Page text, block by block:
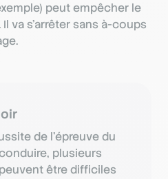
peut empêcher le
va s’arrêter sans à-coups
de l’épreuve du
plusieurs
être difficiles